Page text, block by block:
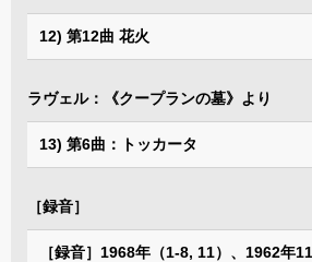
12) 第12曲 花火
ラヴェル：《クープランの墓》より
13) 第6曲：トッカータ
［録音］
［録音］1968年（1-8, 11）、1962年